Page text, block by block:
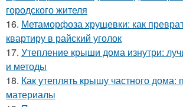
городского жителя
16. Метаморфоза хрущевки: как
квартиру в райский уголок
17. Утепление крыши дома изнутри:
и методы
18. Как утеплять крышу частного дома:
материалы